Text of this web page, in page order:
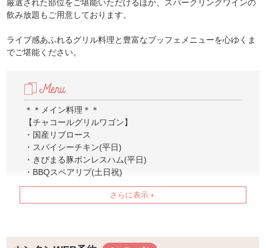
厳選された部位をご堪能いただけるほか、スパークリングワインの
飲み放題もご用意しております。
ライブ感あふれるグリル料理と豊富なブッフェメニューを心ゆくま
でご堪能ください。
＊＊メイン料理＊＊
【チャコールグリルワゴン】
・国産リブロース
・スパイシーチキン(平日)
・きびまる豚ボンレスハム(平日)
・BBQスペアリブ(土日祝)
・ラムマイスタープロシェット(土日祝)